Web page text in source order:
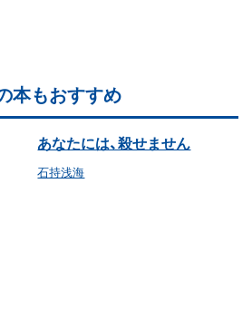
本もおすすめ
あなたには、殺せません
石持浅海